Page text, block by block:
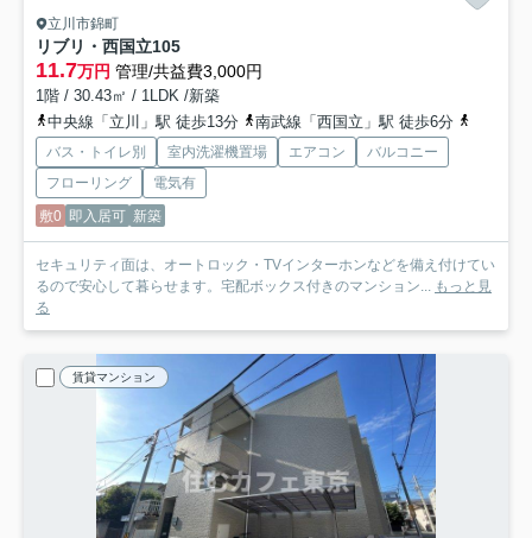
立川市錦町
リブリ・西国立105
11.7万円 管理/共益費3,000円
1階 / 30.43㎡ / 1LDK /新築
中央線「立川」駅 徒歩13分
南武線「西国立」駅 徒歩6分
バス・トイレ別 室内洗濯機置場 エアコン
バルコニー
フローリング
電気有
敷0 即入居可 新築
セキュリティ面は、オートロック・TVインターホンなどを備え付けてい
るので安心して暮らせます。宅配ボックス付きのマンション... もっと見
る
賃貸マンション